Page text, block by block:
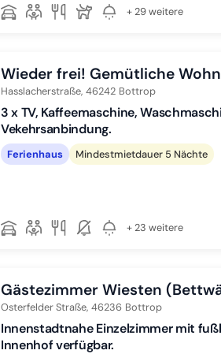
+ 29 weitere
Wieder frei! Gemütliche
Hasslacherstraße, 46242 Bottrop
3 x TV, Kaffeemaschine,
Vekehrsanbindung.
Ferienhaus Mindestmietdauer 5 Nächte
+ 23 weitere
Gästezimmer Wiesten
Osterfelder Straße, 46236 Bottrop
Innenstadtnahe Einzelzimmer mit
Innenhof verfügbar.